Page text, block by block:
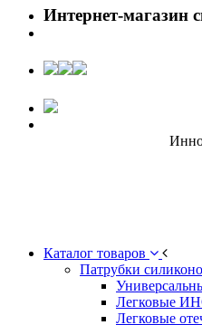
Интернет-магазин
Каталог товаров
Патрубки
Легковые
Легковые